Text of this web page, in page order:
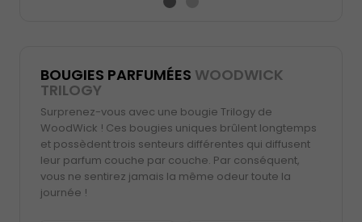
BOUGIES PARFUMÉES WOODWICK
TRILOGY
Surprenez-vous avec une bougie Trilogy de
WoodWick ! Ces bougies uniques brûlent longtemps
et possèdent trois senteurs différentes qui diffusent
leur parfum couche par couche. Par conséquent,
vous ne sentirez jamais la même odeur toute la
journée !